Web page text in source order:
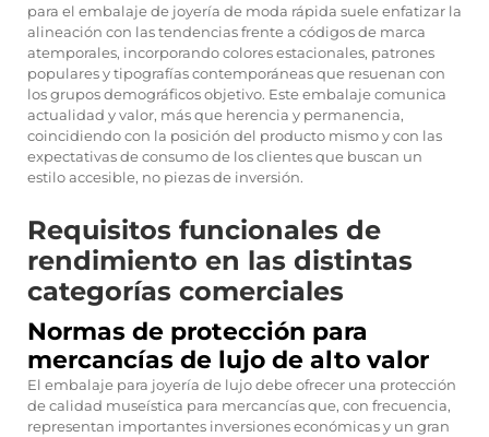
para el embalaje de joyería de moda rápida suele enfatizar la
alineación con las tendencias frente a códigos de marca
atemporales, incorporando colores estacionales, patrones
populares y tipografías contemporáneas que resuenan con
los grupos demográficos objetivo. Este embalaje comunica
actualidad y valor, más que herencia y permanencia,
coincidiendo con la posición del producto mismo y con las
expectativas de consumo de los clientes que buscan un
estilo accesible, no piezas de inversión.
Requisitos funcionales de
rendimiento en las distintas
categorías comerciales
Normas de protección para
mercancías de lujo de alto valor
El embalaje para joyería de lujo debe ofrecer una protección
de calidad museística para mercancías que, con frecuencia,
representan importantes inversiones económicas y un gran